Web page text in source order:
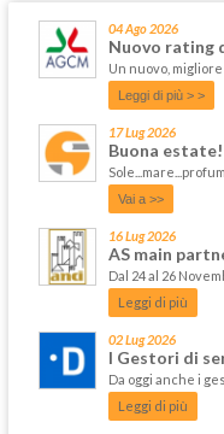
04 Ago 2026
Nuovo rating
Un nuovo,
Leggi di più > >
17 Lug 2026
Buona estate!
Vai a >>
16 Lug 2026
AS main
Dal 24 al 26
Leggi di più
02 Lug 2026
I Gestori di
Da oggi anche i
Leggi di più